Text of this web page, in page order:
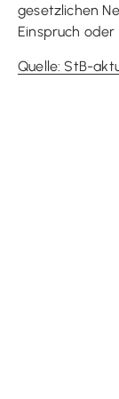
gesetzlichen
Einspruch
Quelle: StB-